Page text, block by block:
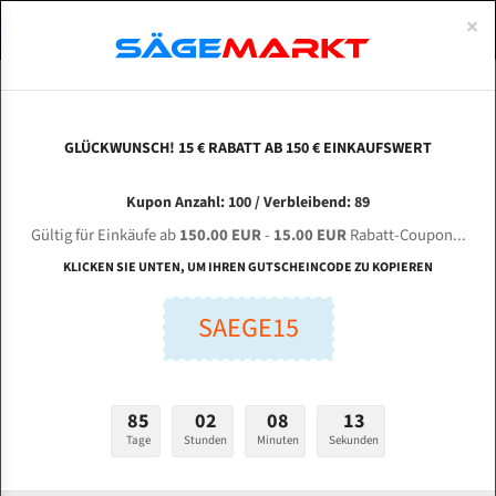
RUIXIN GZK 4232 F / 260 für 4115 mm Bi-Metall
Bandsägeblätter
Länge (mm):
Stärken + Zahnteilung:
mm
ABOUTS
ENGLISH
Bi-Metall Meterware
Fleischerei Bandsägeblätter
Bandmesser Glatt Meterware
Konvex Meterware
×
GLÜCKWUNSCH! 15 € RABATT AB 150 € EINKAUFSWERT
Kupon Anzahl: 100 / Verbleibend: 89
Gültig für Einkäufe ab150.00 EUR- 15.00 EURRabatt-Coupon...
KLICKEN SIE UNTEN, UM IHREN GUTSCHEINCODE ZU KOPIEREN
SAEGE15
85
Tage
02
Stunden
08
Minuten
12
Sekunden